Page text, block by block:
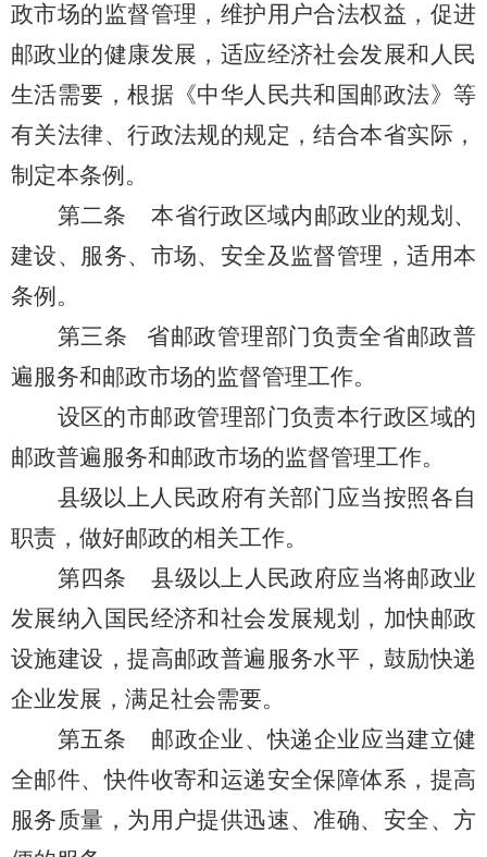
政市场的监督管理，维护用户合法权益，促进
邮政业的健康发展，适应经济社会发展和人民
生活需要，根据《中华人民共和国邮政法》等
有关法律、行政法规的规定，结合本省实际，
制定本条例。
第二条 本省行政区域内邮政业的规划、
建设、服务、市场、安全及监督管理，适用本
条例。
第三条 省邮政管理部门负责全省邮政普
遍服务和邮政市场的监督管理工作。
设区的市邮政管理部门负责本行政区域的
邮政普遍服务和邮政市场的监督管理工作。
县级以上人民政府有关部门应当按照各自
职责，做好邮政的相关工作。
第四条 县级以上人民政府应当将邮政业
发展纳入国民经济和社会发展规划，加快邮政
设施建设，提高邮政普遍服务水平，鼓励快递
企业发展，满足社会需要。
第五条
邮政企业、快递企业应当建立健
全邮件、快件收寄和运递安全保障体系，提高
服务质量，为用户提供迅速、准确、安全、方